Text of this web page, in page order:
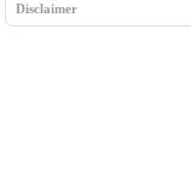
Disclaimer